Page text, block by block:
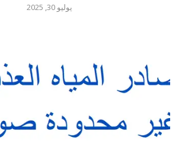
يوليو 30, 2025